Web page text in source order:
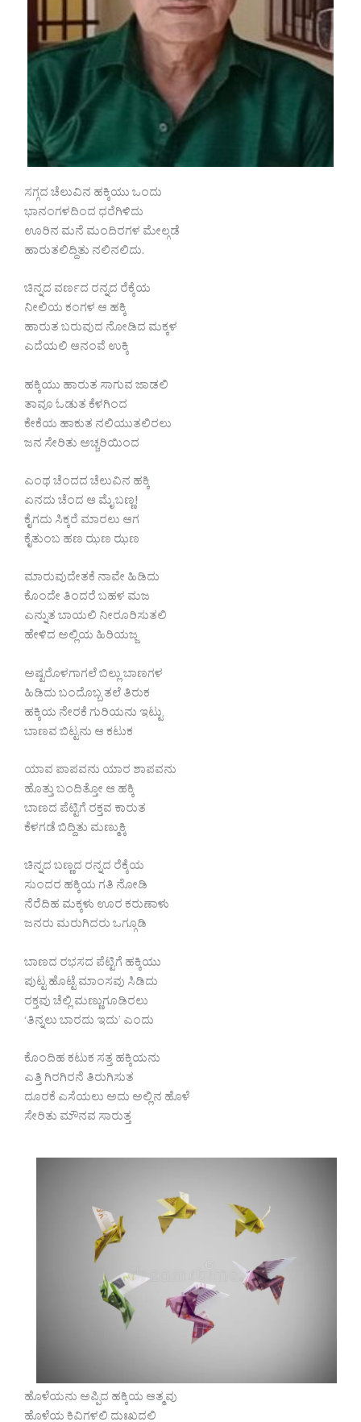
ಸಗ್ಗದ ಚೆಲುವಿನ ಹಕ್ಕಿಯು ಒಂದು
ಭಾನಂಗಳದಿಂದ ಧರೆಗಿಳಿದು
ಊರಿನ ಮನೆ ಮಂದಿರಗಳ ಮೇಲ್ಗಡೆ
ಹಾರುತಲಿದ್ದಿತು ನಲಿನಲಿದು.
ಚಿನ್ನದ ವರ್ಣದ ರನ್ನದ ರೆಕ್ಕೆಯ
ನೀಲಿಯ ಕಂಗಳ ಆ ಹಕ್ಕಿ
ಹಾರುತ ಬರುವುದ ನೋಡಿದ ಮಕ್ಕಳ
ಎದೆಯಲಿ ಆನಂವೆ ಉಕ್ಕಿ
ಹಕ್ಕಿಯು ಹಾರುತ ಸಾಗುವ ಜಾಡಲಿ
ತಾವೂ ಓಡುತ ಕೆಳಗಿಂದ
ಕೇಕೆಯ ಹಾಕುತ ನಲಿಯುತಲಿರಲು
ಜನ ಸೇರಿತು ಅಚ್ಚರಿಯಿಂದ
ಎಂಥ ಚೆಂದದ ಚೆಲುವಿನ ಹಕ್ಕಿ
ಏನದು ಚೆಂದ ಆ ಮೈ ಬಣ್ಣ!
ಕೈಗದು ಸಿಕ್ಕರೆ ಮಾರಲು ಆಗ
ಕೈತುಂಬ ಹಣ ಝಣ ಝಣ
ಮಾರುವುದೇತಕೆ ನಾವೇ ಹಿಡಿದು
ಕೊಂದೇ ತಿಂದರೆ ಬಹಳ ಮಜ
ಎನ್ನುತ ಬಾಯಲಿ ನೀರೂರಿಸುತಲಿ
ಹೇಳಿದ ಅಲ್ಲಿಯ ಹಿರಿಯಜ್ಜ
ಅಷ್ಟರೊಳಗಾಗಲೆ ಬಿಲ್ಲು ಬಾಣಗಳ
ಹಿಡಿದು ಬಂದೊಬ್ಬ ತಲೆ ತಿರುಕ
ಹಕ್ಕಿಯ ನೇರಕೆ ಗುರಿಯನು ಇಟ್ಟು
ಬಾಣವ ಬಿಟ್ಟನು ಆ ಕಟುಕ
ಯಾವ ಪಾಪವನು ಯಾರ ಶಾಪವನು
ಹೊತ್ತು ಬಂದಿತ್ತೋ ಆ ಹಕ್ಕಿ
ಬಾಣದ ಪೆಟ್ಟಿಗೆ ರಕ್ತವ ಕಾರುತ
ಕೆಳಗಡೆ ಬಿದ್ದಿತು ಮಣ್ಮುಕ್ಕಿ
ಚಿನ್ನದ ಬಣ್ಣದ ರನ್ನದ ರೆಕ್ಕೆಯ
ಸುಂದರ ಹಕ್ಕಿಯ ಗತಿ ನೋಡಿ
ನೆರೆದಿಹ ಮಕ್ಕಳು ಊರ ಕರುಣಾಳು
ಜನರು ಮರುಗಿದರು ಒಗ್ಗೂಡಿ
ಬಾಣದ ರಭಸದ ಪೆಟ್ಟಿಗೆ ಹಕ್ಕಿಯು
ಪುಟ್ಟ ಹೊಟ್ಟೆ ಮಾಂಸವು ಸಿಡಿದು
ರಕ್ತವು ಚೆಲ್ಲಿ ಮಣ್ಣುಗೂಡಿರಲು
‘ತಿನ್ನಲು ಬಾರದು ಇದು’ ಎಂದು
ಕೊಂದಿಹ ಕಟುಕ ಸತ್ತ ಹಕ್ಕಿಯನು
ಎತ್ತಿ ಗಿರಗಿರನೆ ತಿರುಗಿಸುತ
ದೂರಕೆ ಎಸೆಯಲು ಅದು ಅಲ್ಲಿನ ಹೊಳೆ
ಸೇರಿತು ಮೌನವ ಸಾರುತ್ತ
ಹೊಳೆಯನು ಅಪ್ಪಿದ ಹಕ್ಕಿಯ ಆತ್ಮವು
ಹೊಳೆಯ ಕಿವಿಗಳಲಿ ದುಃಖದಲಿ